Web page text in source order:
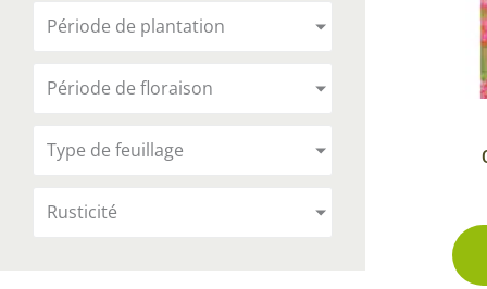
Rosiers
Plantes
Plantes
Période de plantation
Période de floraison
Type de feuillage
Rusticité